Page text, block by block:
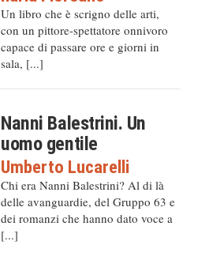
Un libro che è scrigno delle arti,
con un pittore-spettatore onnivoro
capace di passare ore e giorni in
sala, [...]
Nanni Balestrini. Un
uomo gentile
Umberto Lucarelli
Chi era Nanni Balestrini? Al di là
delle avanguardie, del Gruppo 63 e
dei romanzi che hanno dato voce a
[...]